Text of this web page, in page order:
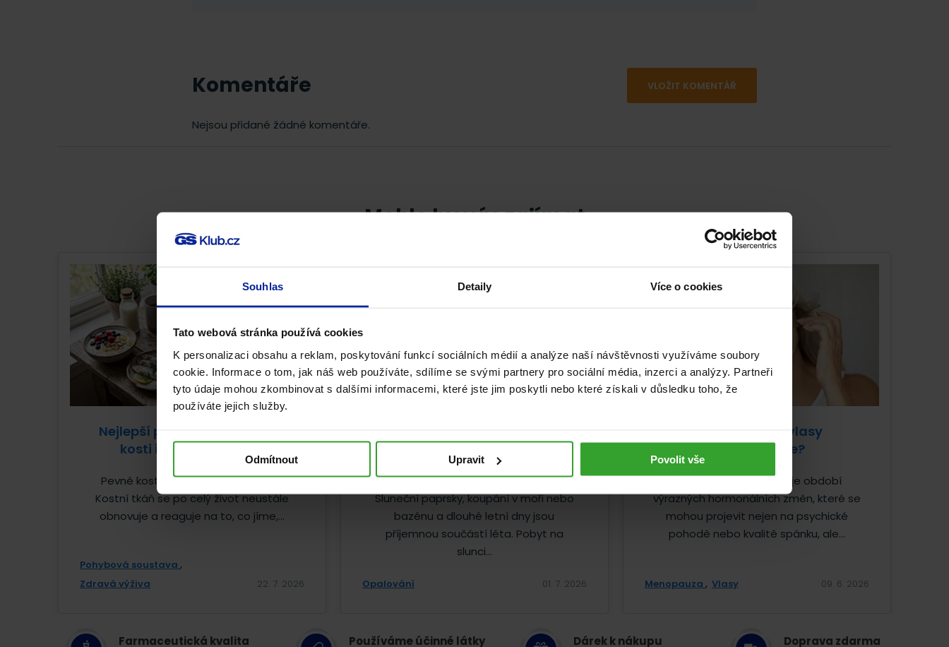
Souhlas Detaily Více o cookies
Tato webová stránka používá cookies
K personalizaci obsahu a reklam, poskytování funkcí sociálních médií a analýze naší návštěvnosti využíváme soubory
cookie. Informace o tom, jak náš web používáte, sdílíme se svými partnery pro sociální média, inzerci a analýzy. Partneři
tyto údaje mohou zkombinovat s dalšími informacemi, které jste jim poskytli nebo které získali v důsledku toho, že
používáte jejich služby.
Odmítnout Upravit Povolit vše
Komentáře VLOŽIT KOMENTÁŘ
Nejsou přidané žádné komentáře.
Mohlo by vás zajímat
Nejlepší potraviny pro pevné
kosti i při osteoporóze
Pevné kosti nejsou samozřejmostí.
Kostní tkáň se po celý život neustále
obnovuje a reaguje na to, co jíme,...
Pohybová soustava
Zdravá výživa
22. 7. 2026
opalování? Dopřejte jí správnou
regeneraci.
Sluneční paprsky, koupání v moři nebo
bazénu a dlouhé letní dny jsou
příjemnou součástí léta. Pobyt na
slunci...
Opalování 01. 7. 2026
Jak pečovat o vlasy
v menopauze?
Menopauza představuje období
výrazných hormonálních změn, které se
mohou projevit nejen na psychické
pohodě nebo kvalitě spánku, ale...
Menopauza Vlasy 09. 6. 2026
Farmaceutická kvalita
Používáme účinné látky
Dárek k nákupu
Doprava zdarma